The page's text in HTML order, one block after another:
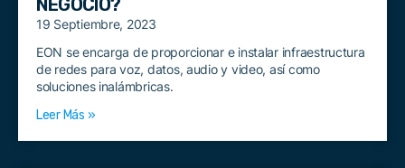
NEGOCIO?
19 Septiembre, 2023
EON se encarga de proporcionar e instalar infraestructura
de redes para voz, datos, audio y video, así como
soluciones inalámbricas.
Leer Más »